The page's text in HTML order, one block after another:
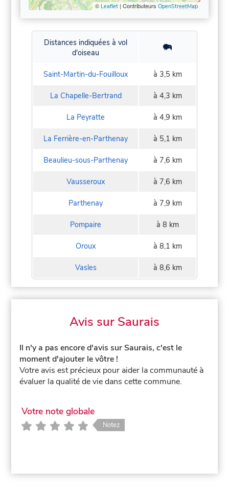
© Leaflet| Contributeurs OpenStreetMap
Distances indiquées à vol
d'oiseau
Saint-Martin-du-Fouilloux à 3,5 km
La Chapelle-Bertrand à 4,3 km
La Peyratte à 4,9 km
La Ferrière-en-Parthenay à 5,1 km
Beaulieu-sous-Parthenay à 7,6 km
Vausseroux à 7,6 km
Parthenay à 7,9 km
Pompaire à 8 km
Oroux à 8,1 km
Vasles à 8,6 km
Avis sur Saurais
Il n'y a pas encore d'avis sur Saurais, c'est le
moment d'ajouter le vôtre !
Votre avis est précieux pour aider la communauté à
évaluer la qualité de vie dans cette commune.
Votre note globale
Notez